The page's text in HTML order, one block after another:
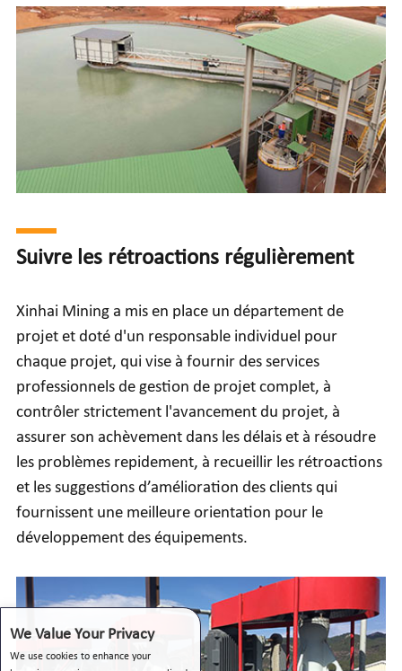
Suivre les rétroactions régulièrement
Xinhai Mining a mis en place un département de
projet et doté d'un responsable individuel pour
chaque projet, qui vise à fournir des services
professionnels de gestion de projet complet, à
contrôler strictement l'avancement du projet, à
assurer son achèvement dans les délais et à résoudre
les problèmes repidement, à recueillir les rétroactions
et les suggestions d’amélioration des clients qui
fournissent une meilleure orientation pour le
développement des équipements.
We Value Your Privacy
We use cookies to enhance your